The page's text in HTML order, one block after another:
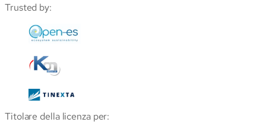
Trusted by:
Titolare della licenza per: